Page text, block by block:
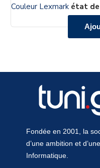
Couleur Lexmark état de
Fondée en 2001, la
d’une ambition et
Informatique.